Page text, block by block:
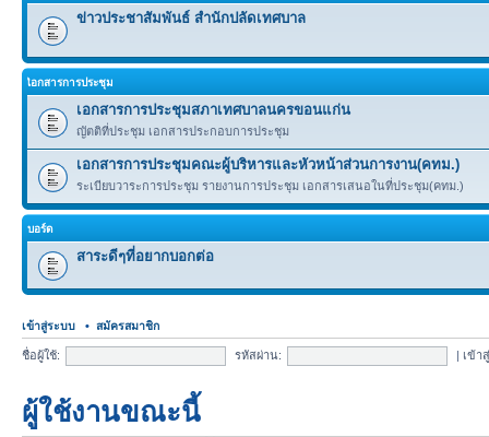
ข่าวประชาสัมพันธ์ สำนักปลัดเทศบาล
เิอกสารการประชุม
เอกสารการประชุมสภาเทศบาลนครขอนแก่น
ญัตติที่ประชุม เอกสารประกอบการประชุม
เอกสารการประชุมคณะผู้บริหารและหัวหน้าส่วนการงาน(คทม.)
ระเบียบวาระการประชุม รายงานการประชุม เอกสารเสนอในที่ประชุม(คทม.)
บอร์ด
สาระดีๆที่อยากบอกต่อ
เข้าสู่ระบบ • สมัครสมาชิก
ชื่อผู้ใช้: รหัสผ่าน: | เข้า
ผู้ใช้งานขณะนี้